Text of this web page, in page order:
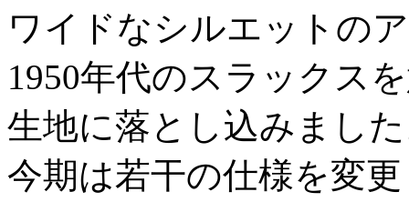
ワイドなシルエットの
1950年代のスラックス
生地に落とし込みまし
今期は若干の仕様を変